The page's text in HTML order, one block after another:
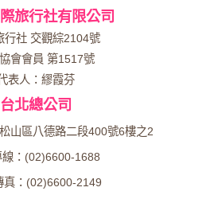
旅行社有限公司
行社 交觀綜2104號
會會員 第1517號
表人：繆霞芬
台北總公司
山區八德路二段400號6樓之2
線：(02)6600-1688
真：(02)6600-2149